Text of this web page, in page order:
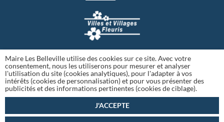
Maire Les Belleville utilise des cookies sur ce site. Avec votre
consentement, nous les utiliserons pour mesurer et analyser
l'utilisation du site (cookies analytiques), pour l'adapter à vos
intérêts (cookies de personnalisation) et pour vous présenter des
publicités et des informations pertinentes (cookies de ciblage).
J'ACCEPTE